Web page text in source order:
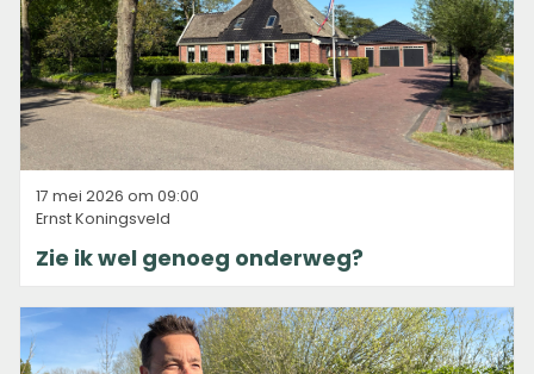
17 mei 2026 om 09:00
Ernst Koningsveld
Zie ik wel genoeg onderweg?